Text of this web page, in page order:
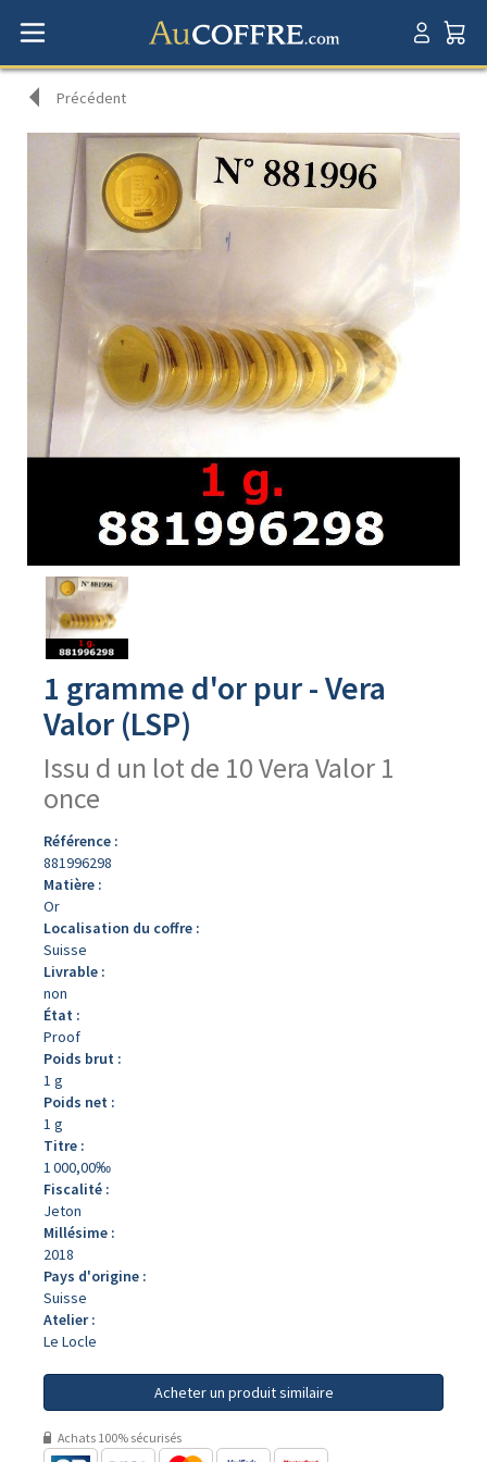
Précédent
Avers
produit
1 gramme d'or pur - Vera
Valor (LSP)
Issu d un lot de 10 Vera Valor 1
once
Référence :
881996298
Matière :
Or
Localisation du coffre :
Suisse
Livrable :
non
État :
Proof
Poids brut :
1 g
Poids net :
1 g
Titre :
1 000,00‰
Fiscalité :
Jeton
Millésime :
2018
Pays d'origine :
Suisse
Atelier :
Le Locle
Acheter un produit similaire
Achats 100% sécurisés